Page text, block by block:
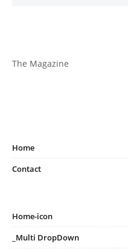
The Magazine
Home
Contact
Home-icon
_Multi DropDown